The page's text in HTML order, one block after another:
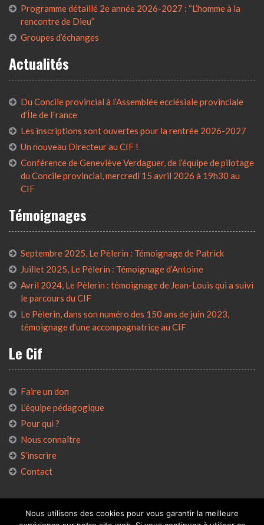
Programme détaillé 2e année 2026-2027 : “L’homme à la
rencontre de Dieu”
Groupes d’échanges
Actualités
Du Concile provincial à l’Assemblée ecclésiale provinciale
d’Île de France
Les inscriptions sont ouvertes pour la rentrée 2026-2027
Un nouveau Directeur au CIF !
Conférence de Geneviève Verdaguer, de l’équipe de pilotage
du Concile provincial, mercredi 15 avril 2026 à 19h30 au
CIF
Témoignages
Septembre 2025, Le Pèlerin : Témoignage de Patrick
Juillet 2025, Le Pèlerin : Témoignage d’Antoine
Avril 2024, Le Pèlerin : témoignage de Jean-Louis qui a suivi
le parcours du CIF
Le Pèlerin, dans son numéro des 150 ans de juin 2023,
témoignage d’une accompagnatrice au CIF
Le Cif
Faire un don
L’équipe pédagogique
Pour qui ?
Nous connaître
S’inscrire
Contact
Nous utilisons des cookies pour vous garantir la meilleure